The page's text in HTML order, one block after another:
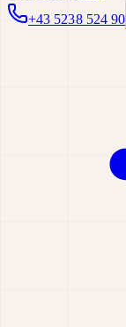
+43 5238 524 90